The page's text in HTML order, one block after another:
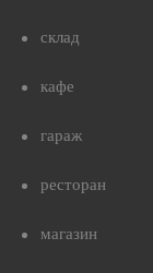
склад
кафе
гараж
ресторан
магазин